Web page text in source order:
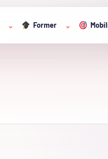
⌄ Former ⌄